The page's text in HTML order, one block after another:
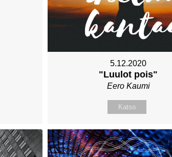
5.12.2020
"Luulot pois"
Eero Kaumi
Katso